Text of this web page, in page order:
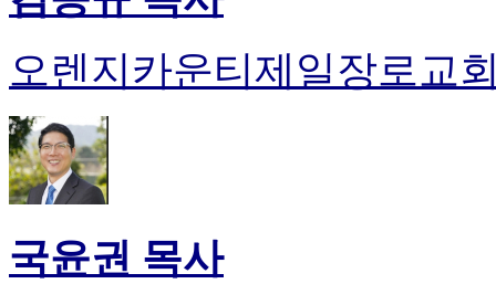
오렌지카운티제일장로교
국윤권 목사